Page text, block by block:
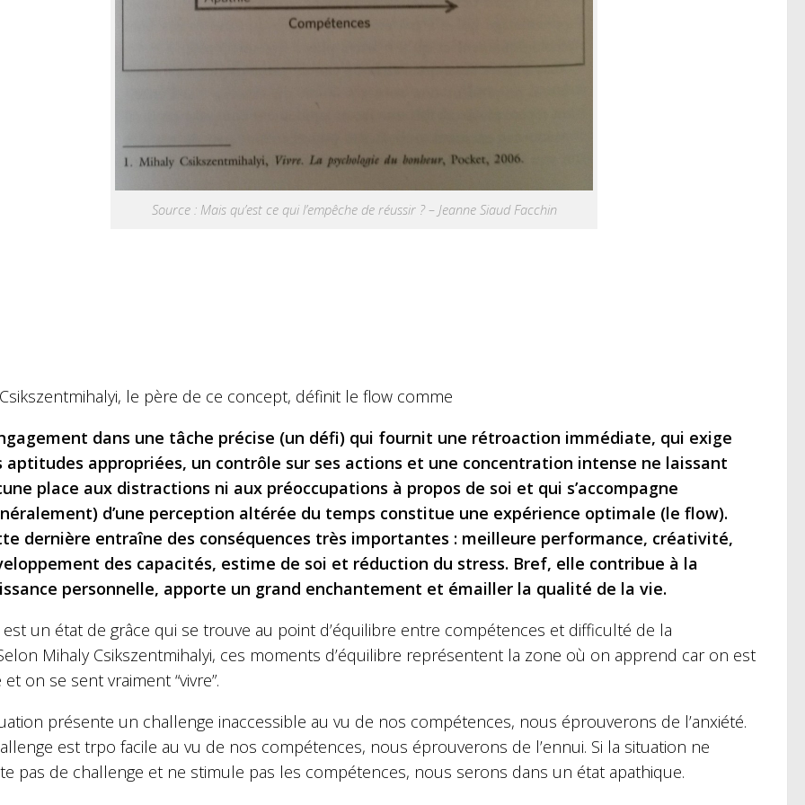
Source : Mais qu’est ce qui l’empêche de réussir ? – Jeanne Siaud Facchin
le père de ce concept, définit le flow comme
dans une tâche précise (un défi) qui fournit une rétroaction immédiate, qui exige
aptitudes appropriées, un contrôle sur ses actions et une concentration intense ne laissant
place aux distractions ni aux préoccupations à propos de soi et qui s’accompagne
d’une perception altérée du temps constitue une expérience optimale (le flow).
dernière entraîne des conséquences très importantes : meilleure performance, créativité,
des capacités, estime de soi et réduction du stress. Bref, elle contribue à la
personnelle, apporte un grand enchantement et émailler la qualité de la vie.
est un état de grâce qui se trouve au point d’équilibre entre compétences et difficulté de la
Mihaly Csikszentmihalyi, ces moments d’équilibre représentent la zone où on apprend car on est
on se sent vraiment “vivre”.
présente un challenge inaccessible au vu de nos compétences, nous éprouverons de l’anxiété.
est trpo facile au vu de nos compétences, nous éprouverons de l’ennui. Si la situation ne
pas de challenge et ne stimule pas les compétences, nous serons dans un état apathique.